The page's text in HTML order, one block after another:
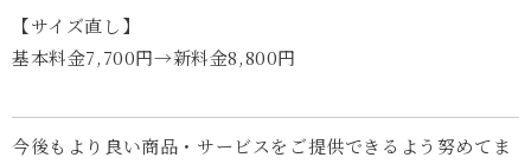
【サイズ直し】
基本料金7,700円→新料金8,800円
今後もより良い商品・サービスをご提供できるよう努めてま